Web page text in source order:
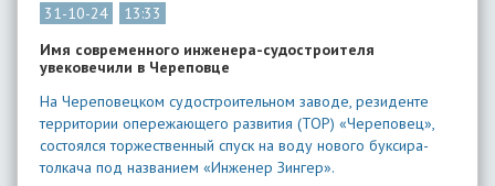
31-10-24
13:33
Имя современного инженера-судостроителя
увековечили в Череповце
На Череповецком судостроительном заводе, резиденте
территории опережающего развития (ТОР) «Череповец»,
состоялся торжественный спуск на воду нового буксира-
толкача под названием «Инженер Зингер».